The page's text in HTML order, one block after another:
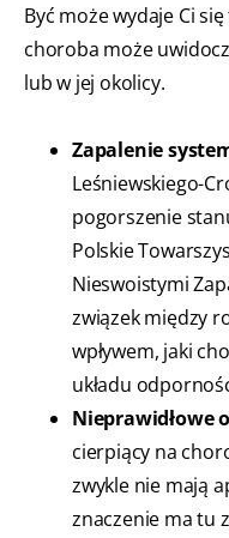
Być może wydaje Ci
choroba może
lub w jej okolicy.
Zapalenie
Leśniewskiego-
pogorszenie
Polskie
Nieswoistymi
związek między
wpływem, jaki
układu
Nieprawidłowe
cierpiący na
zwykle nie mają
znaczenie ma tu